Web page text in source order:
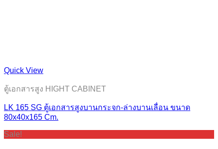
Quick View
ตู้เอกสารสูง HIGHT CABINET
LK 165 SG ตู้เอกสารสูงบานกระจก-ล่างบานเลื่อน ขนาด
80x40x165 Cm.
Sale!